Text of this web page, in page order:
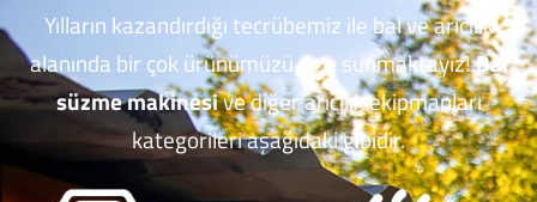
Yılların kazandırdığı tecrübemiz ile bal ve arıcılık
alanında bir çok ürünümüzü size sunmaktayız!Bal
süzme makinesive diğer arıcılık ekipmanları
kategorileri aşağıdaki gibidir.